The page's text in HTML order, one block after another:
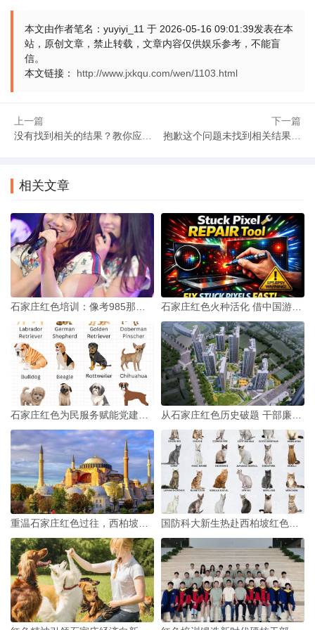
避开检索的常见误区
忽略搜索引擎的高级功能，浪费工具价值。盲目增加关键词数
量，反而干扰检索逻辑。这些误区，你踩过吗？小调整，就能
带来大改变。
无结果时的额外选择
检索无结果，不必止步于此。转向垂直类检索工具，精准
定位领域内容。查阅官方发布的权威资料，获取可靠信息。调
整检索的时间范围，挖掘历史内容。条条大路通罗马，何必困
在一处？
“抱歉，没有找到相关的结果。”从来不是无解的难题。掌握
检索技巧，调整思维方式，就能冲破无结果的壁垒。每一次检
索，都是一次思维的校准。你准备好了吗？
文章来源：本站原创 作者：yuyiyi_11
本文由作者笔名：yuyiyi_11 于 2026-05-16 09:01:39发表在本
站，原创文章，禁止转载，文章内容仅供娱乐参考，不能盲
信。
本文链接： http://www.jxkqu.com/wen/1103.html
上一篇
没有找到相关的结果？教你应对搜索空页的实用方法
下一篇
抱歉这个问题未找到相关结果，教你实用应对方法
相关文章